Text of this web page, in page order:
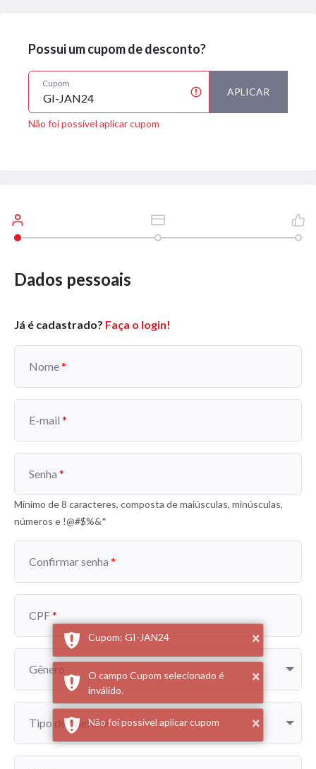
Possui um cupom de desconto?
Cupom
APLICAR
Não foi possível aplicar cupom
Dados pessoais
Já é cadastrado? Faça o login!
Nome
E-mail
Senha
Mínimo de 8 caracteres, composta de maiúsculas, minúsculas,
números e !@#$%&*
Confirmar senha
CPF
Gênero
Tipo de telefone
×
Cupom: GI-JAN24
×
O campo Cupom selecionado é
inválido.
×
Não foi possível aplicar cupom